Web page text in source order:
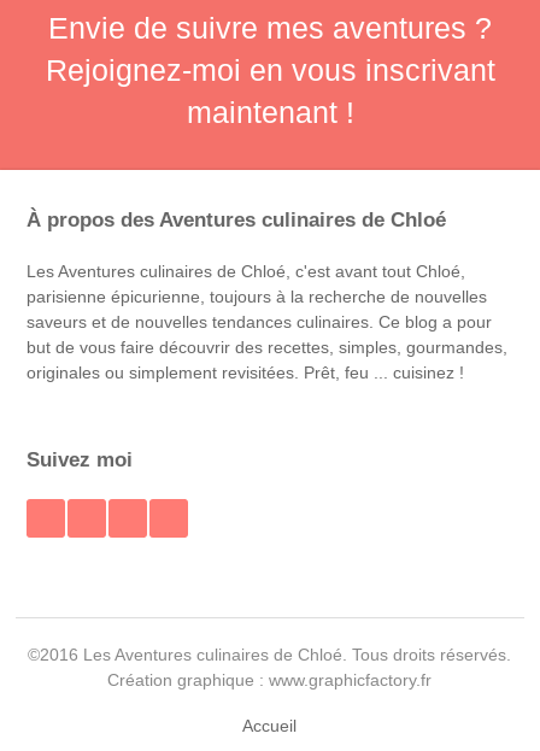
Envie de suivre mes aventures ?
Rejoignez-moi en vous inscrivant
maintenant !
À propos des Aventures culinaires de Chloé
Les Aventures culinaires de Chloé, c'est avant tout Chloé,
parisienne épicurienne, toujours à la recherche de nouvelles
saveurs et de nouvelles tendances culinaires. Ce blog a pour
but de vous faire découvrir des recettes, simples, gourmandes,
originales ou simplement revisitées. Prêt, feu ... cuisinez !
Suivez moi
©2016 Les Aventures culinaires de Chloé. Tous droits réservés.
Création graphique : www.graphicfactory.fr
Accueil